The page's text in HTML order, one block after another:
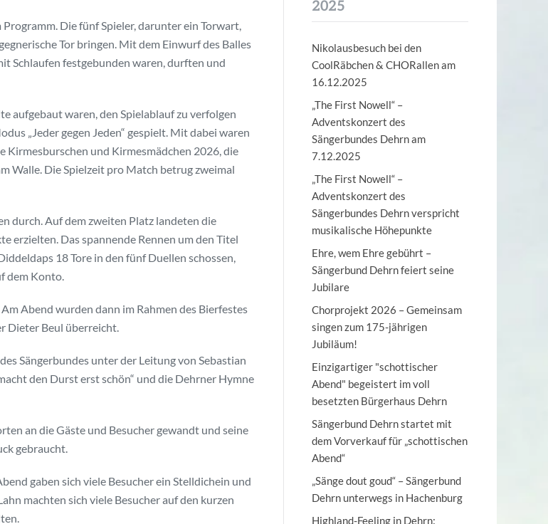
Die fünf Spieler, darunter ein Torwart,
Tor bringen. Mit dem Einwurf des Balles
Schlaufen festgebunden waren, durften und
aufgebaut waren, den Spielablauf zu verfolgen
„Jeder gegen Jeden“ gespielt. Mit dabei waren
Kirmesburschen und Kirmesmädchen 2026, die
Walle. Die Spielzeit pro Match betrug zweimal
durch. Auf dem zweiten Platz landeten die
erzielten. Das spannende Rennen um den Titel
18 Tore in den fünf Duellen schossen,
dem Konto.
Abend wurden dann im Rahmen des Bierfestes
Dieter Beul überreicht.
Sängerbundes unter der Leitung von Sebastian
den Durst erst schön“ und die Dehrner Hymne
an die Gäste und Besucher gewandt und seine
gebraucht.
gaben sich viele Besucher ein Stelldichein und
machten sich viele Besucher auf den kurzen
2025
Nikolausbesuch bei den
CoolRäbchen & CHORallen am
16.12.2025
„The First Nowell“ –
Adventskonzert des
Sängerbundes Dehrn am
7.12.2025
„The First Nowell“ –
Adventskonzert des
Sängerbundes Dehrn verspricht
musikalische Höhepunkte
Ehre, wem Ehre gebührt –
Sängerbund Dehrn feiert seine
Jubilare
Chorprojekt 2026 – Gemeinsam
singen zum 175-jährigen
Jubiläum!
Einzigartiger "schottischer
Abend" begeistert im voll
besetzten Bürgerhaus Dehrn
Sängerbund Dehrn startet mit
dem Vorverkauf für „schottischen
Abend“
„Sänge dout goud“ – Sängerbund
Dehrn unterwegs in Hachenburg
Highland-Feeling in Dehrn: